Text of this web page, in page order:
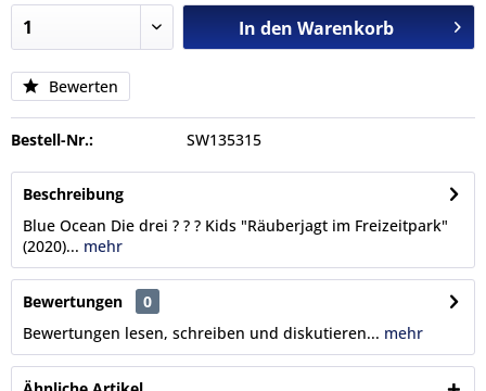
In den Warenkorb
Bewerten
Bestell-Nr.: SW135315
Beschreibung
Blue Ocean Die drei ? ? ? Kids "Räuberjagt im Freizeitpark"
(2020)... mehr
Bewertungen
0
Bewertungen lesen, schreiben und diskutieren... mehr